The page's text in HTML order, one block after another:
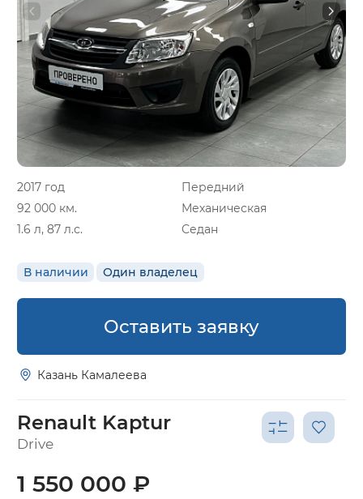
2017 год
Передний
92 000 км.
Механическая
1.6 л, 87 л.с.
Седан
В наличии Один владелец
Оставить заявку
Казань Камалеева
Renault Kaptur
Drive
1 550 000 ₽